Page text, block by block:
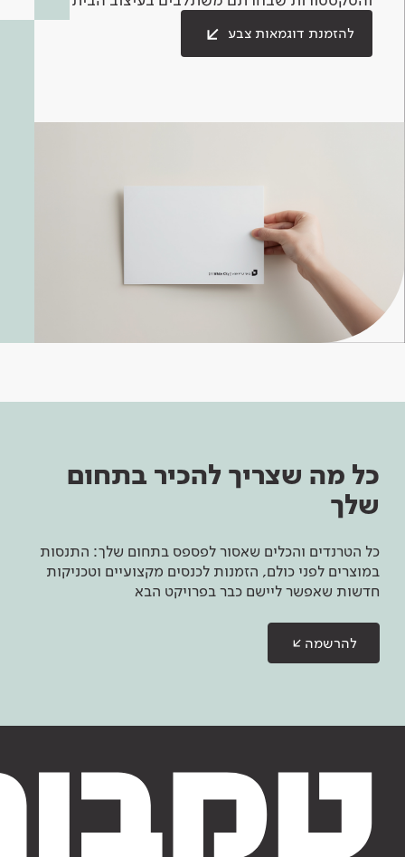
להזמנת דוגמאות צבע
כל מה שצריך להכיר בתחום
שלך
כל הטרנדים והכלים שאסור לפספס בתחום שלך: התנסות
במוצרים לפני כולם, הזמנות לכנסים מקצועיים וטכניקות
חדשות שאפשר ליישם כבר בפרויקט הבא
להרשמה